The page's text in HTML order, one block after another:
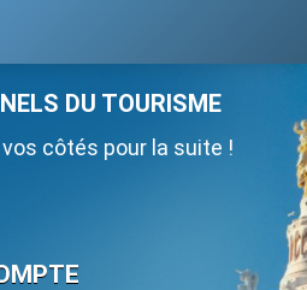
DU TOURISME
côtés pour la suite !